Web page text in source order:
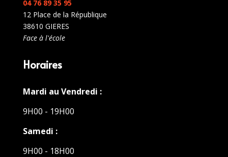
04 76 89 35 95
12 Place de la République
38610 GIERES
Face à l'école
Horaires
Mardi au Vendredi :
9H00 - 19H00
Samedi :
9H00 - 18H00